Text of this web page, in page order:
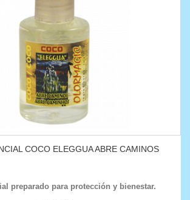
COCO ELEGGUA ABRE CAMINOS
preparado para protección y bienestar.